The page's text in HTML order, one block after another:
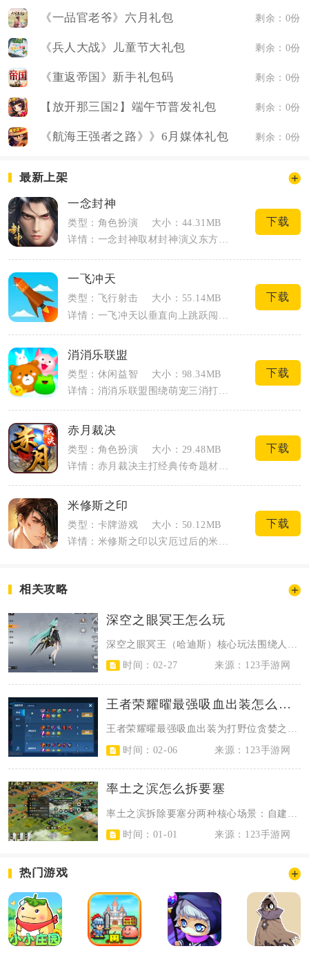
《一品官老爷》六月礼包 剩余：0份
《兵人大战》儿童节大礼包 剩余：0份
《重返帝国》新手礼包码 剩余：0份
【放开那三国2】端午节普发礼包 剩余：0份
《航海王强者之路》》6月媒体礼包 剩余：0份
最新上架
一念封神
类型：角色扮演
大小：44.31MB
详情：一念封神取材封神演义东方神话背景，构建三界仙魔纷争的开放修仙大世界，玩家身负...
下载
一飞冲天
类型：飞行射击
大小：55.14MB
下载
消消乐联盟
类型：休闲益智
大小：98.34MB
下载
赤月裁决
类型：角色扮演
大小：29.48MB
下载
米修斯之印
类型：卡牌游戏
大小：50.12MB
下载
相关攻略
深空之眼冥王怎么玩
深空之眼冥王（哈迪斯）核心玩法围绕人偶切换、冥息标记与奥义变身展开，通过高频...
时间：02-27
来源：123手游网
王者荣耀曜最强吸血出装怎么搭配
王者荣耀曜最强吸血出装为打野位贪婪之噬、抵抗之靴、暗影战斧、宗师之力、血族之...
时间：02-06
来源：123手游网
率土之滨怎么拆要塞
时间：01-01
来源：123手游网
热门游戏